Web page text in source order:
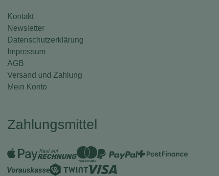
Kontakt
Newsletter
Datenschutzerklärung
Impressum
AGB
Versand und Zahlung
Mein Konto
Zahlungsmittel